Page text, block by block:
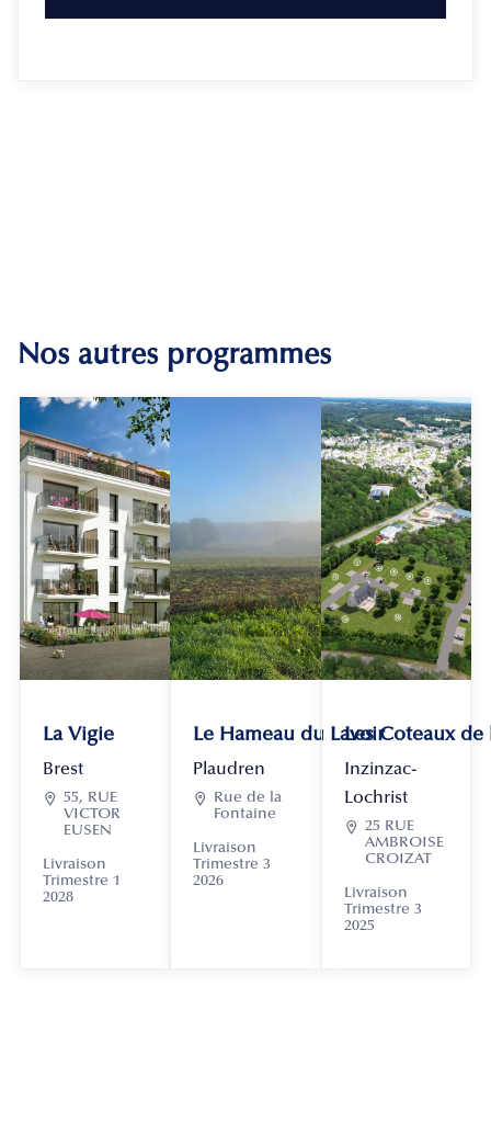
Nos autres programmes
La Vigie
Brest
 55, RUE
VICTOR
EUSEN
Livraison
Trimestre 1
2028
Le Hameau du Lavoir
Plaudren

Rue de la
Fontaine
Livraison
Trimestre 3
2026
Les Coteaux
Inzinzac-
Lochrist
 25 RUE
AMBROISE
CROIZAT
Livraison
Trimestre 3
2025